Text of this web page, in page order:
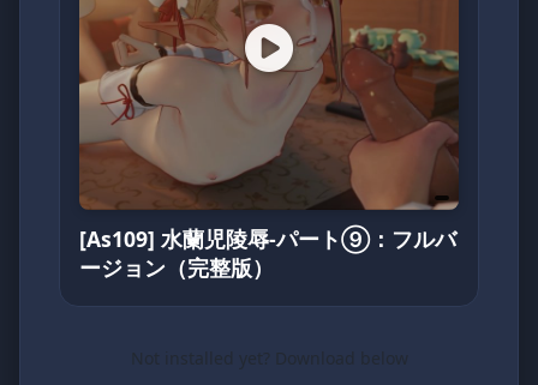
(不定期更換密碼)
5205566
[As109] 水蘭児陵辱-パート⑨：フルバ
ージョン（完整版）
Not installed yet? Download below